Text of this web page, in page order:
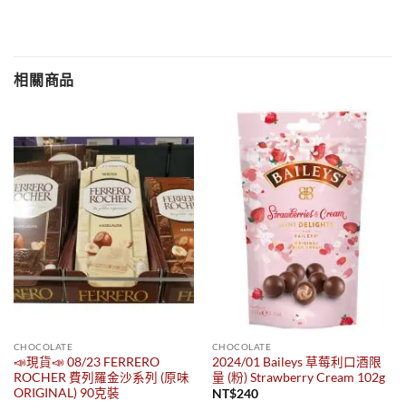
相關商品
CHOCOLATE
📣現貨📣 08/23 FERRERO
ROCHER 費列羅金沙系列 (原味
ORIGINAL) 90克裝
CHOCOLATE
2024/01 Baileys 草莓利口酒限
量 (粉) Strawberry Cream 102g
NT$240